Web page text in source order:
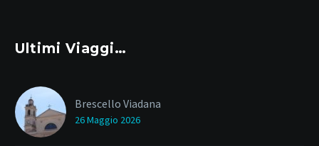
Ultimi Viaggi…
Brescello Viadana
26 Maggio 2026